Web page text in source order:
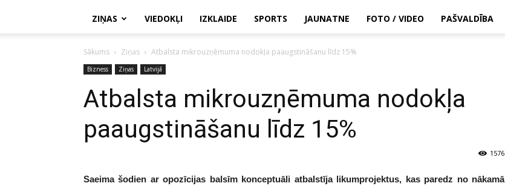
ZIŅAS VIEDOKĻI IZKLAIDE SPORTS JAUNATNE FOTO / VIDEO PAŠVALDĪBA
Sākums Ziņas Atbalsta mikrouzņēmuma nodokļa paaugstināšanu līdz 15%
Bizness Ziņas Latvijā
Atbalsta mikrouzņēmuma nodokļa
paaugstināšanu līdz 15%
1576
Saeima šodien ar opozīcijas balsīm konceptuāli atbalstīja likumprojektus, kas paredz no nākamā